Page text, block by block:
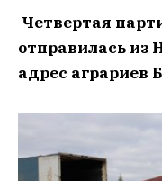
Четвертая
отправилась из
адрес аграриев